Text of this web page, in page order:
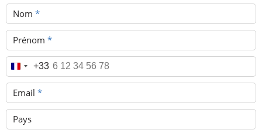
Nom *
Prénom *
Téléphone *
+33
Email *
Pays